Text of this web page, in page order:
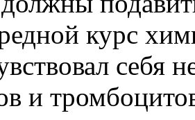
курс
себя
и